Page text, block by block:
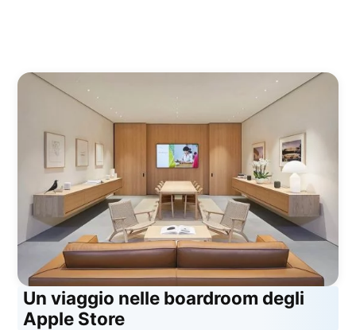
Un viaggio nelle boardroom degli
Apple Store